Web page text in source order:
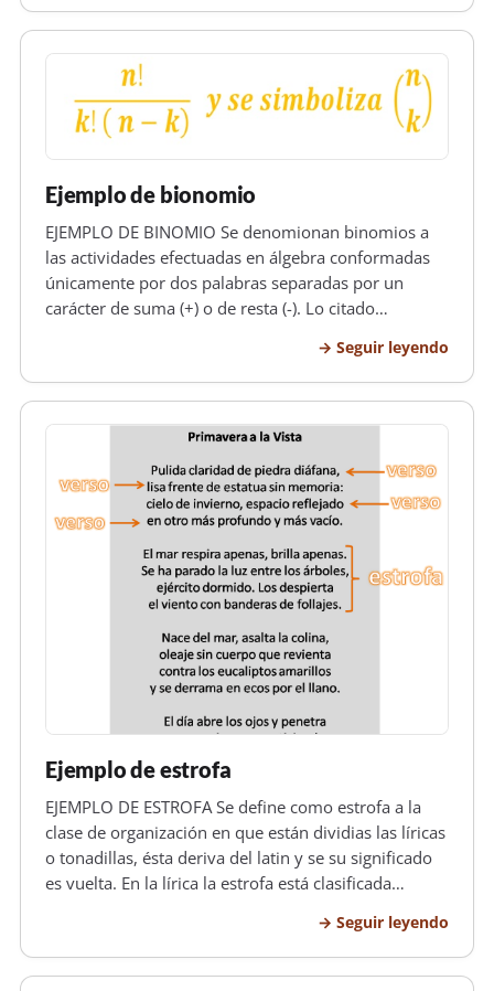
barbarismos se conocen a parte…
Ejemplo de bionomio
EJEMPLO DE BINOMIO Se denomionan binomios a
las actividades efectuadas en álgebra conformadas
únicamente por dos palabras separadas por un
carácter de suma (+) o de resta (-). Lo citado
binomios son una ejecución algebraica la cual la
forman la suma de dos monomios. Para efe…
Seguir leyendo
Ejemplo de estrofa
EJEMPLO DE ESTROFA Se define como estrofa a la
clase de organización en que están dividias las líricas
o tonadillas, ésta deriva del latin y se su significado
es vuelta. En la lírica la estrofa está clasificada
mismo para proceder a la organización de las
mismas, se proce…
Seguir leyendo